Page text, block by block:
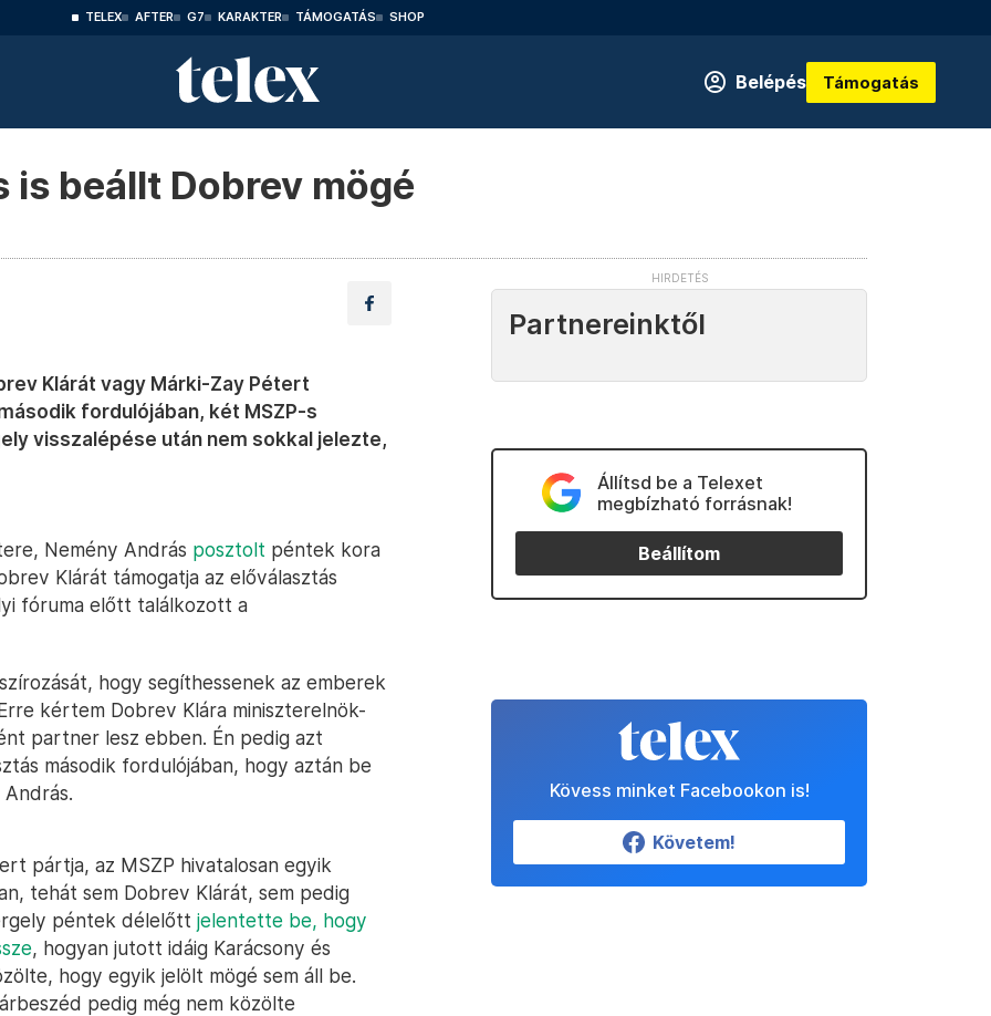
TELEX AFTER G7 KARAKTER TÁMOGATÁS SHOP
Belépés Támogatás
is beállt Dobrev mögé
Klárát vagy Márki-Zay Pétert
fordulójában, két MSZP-s
visszalépése után nem sokkal jelezte,
Nemény András posztolt péntek kora
Klárát támogatja az előválasztás
fóruma előtt találkozott a
hogy segíthessenek az emberek
kértem Dobrev Klára miniszterelnök-
partner lesz ebben. Én pedig azt
második fordulójában, hogy aztán be
pártja, az MSZP hivatalosan egyik
tehát sem Dobrev Klárát, sem pedig
péntek délelőtt jelentette be, hogy
, hogyan jutott idáig Karácsony és
hogy egyik jelölt mögé sem áll be.
pedig még nem közölte
Partnereinktől
Állítsd be a Telexet
megbízható forrásnak!
Beállítom
Kövess minket Facebookon is!
Követem!